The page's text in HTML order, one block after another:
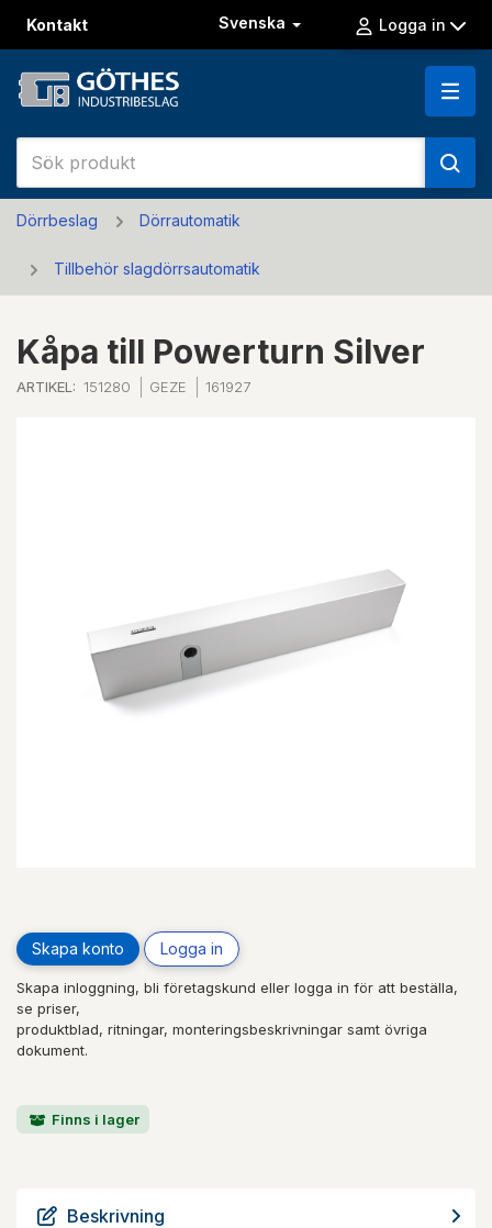
Kontakt Svenska Logga in
Dörrbeslag Dörrautomatik
Tillbehör slagdörrsautomatik
Kåpa till Powerturn Silver
ARTIKEL: 151280 GEZE 161927
Skapa konto Logga in
Skapa inloggning, bli företagskund eller logga in för att beställa,
se priser,
produktblad, ritningar, monteringsbeskrivningar samt övriga
dokument.
Finns i lager
Beskrivning